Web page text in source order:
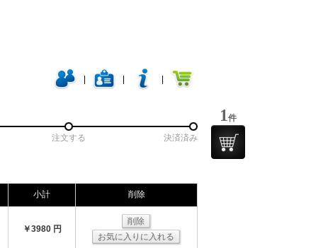
注文する 決済済み
小計 削除
￥3980 円
削除
お気に入りに入れる
1 件